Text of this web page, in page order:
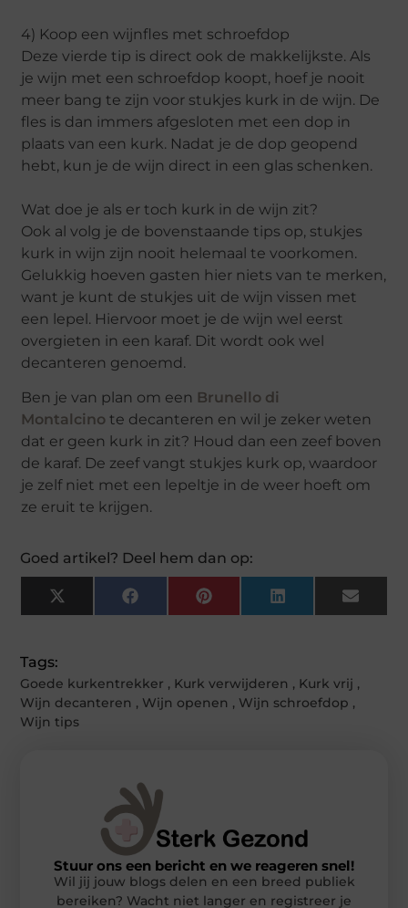
4) Koop een wijnfles met schroefdop
Deze vierde tip is direct ook de makkelijkste. Als
je wijn met een schroefdop koopt, hoef je nooit
meer bang te zijn voor stukjes kurk in de wijn. De
fles is dan immers afgesloten met een dop in
plaats van een kurk. Nadat je de dop geopend
hebt, kun je de wijn direct in een glas schenken.
Wat doe je als er toch kurk in de wijn zit?
Ook al volg je de bovenstaande tips op, stukjes
kurk in wijn zijn nooit helemaal te voorkomen.
Gelukkig hoeven gasten hier niets van te merken,
want je kunt de stukjes uit de wijn vissen met
een lepel. Hiervoor moet je de wijn wel eerst
overgieten in een karaf. Dit wordt ook wel
decanteren genoemd.
Ben je van plan om een Brunello di
Montalcino te decanteren en wil je zeker weten
dat er geen kurk in zit? Houd dan een zeef boven
de karaf. De zeef vangt stukjes kurk op, waardoor
je zelf niet met een lepeltje in de weer hoeft om
ze eruit te krijgen.
Goed artikel? Deel hem dan op:
X
(Twitter)
FacebookPinterestLinkedInEmail
Tags:
Goede kurkentrekker , Kurk verwijderen , Kurk vrij ,
Wijn decanteren , Wijn openen , Wijn schroefdop ,
Wijn tips
Stuur ons een bericht en we reageren snel!
Wil jij jouw blogs delen en een breed publiek
bereiken? Wacht niet langer en registreer je